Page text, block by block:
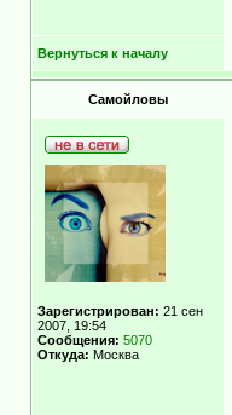
Вернуться к началу
Самойловы
Зарегистрирован: 21 сен
2007, 19:54
Сообщения: 5070
Откуда: Москва